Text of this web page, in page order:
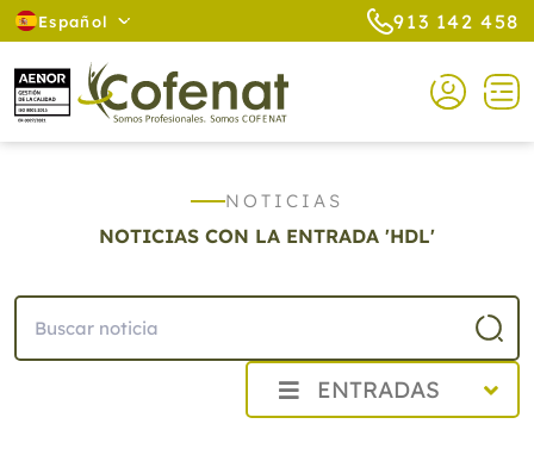
Español 913 142 458
NOTICIAS
NOTICIAS CON LA ENTRADA 'HDL'
ENTRADAS